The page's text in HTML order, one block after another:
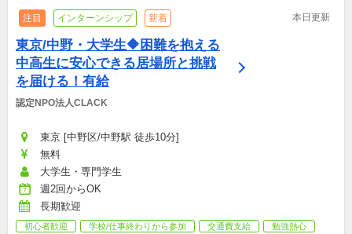
注目 インターンシップ 新着 本日更新
東京/中野・大学生🔶困難を抱える
中高生に安心できる居場所と挑戦
を届ける！有給
認定NPO法人CLACK
東京 [中野区/中野駅 徒歩10分]
無料
大学生・専門学生
週2回からOK
長期歓迎
初心者歓迎 学校/仕事終わりから参加 交通費支給
勉強熱心